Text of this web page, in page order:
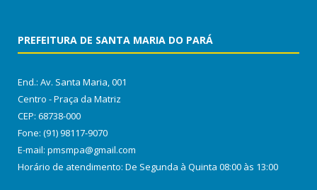
PREFEITURA DE SANTA MARIA DO PARÁ
End.: Av. Santa Maria, 001
Centro - Praça da Matriz
CEP: 68738-000
Fone: (91) 98117-9070
E-mail: pmsmpa@gmail.com
Horário de atendimento: De Segunda à Quinta 08:00 às 13:00